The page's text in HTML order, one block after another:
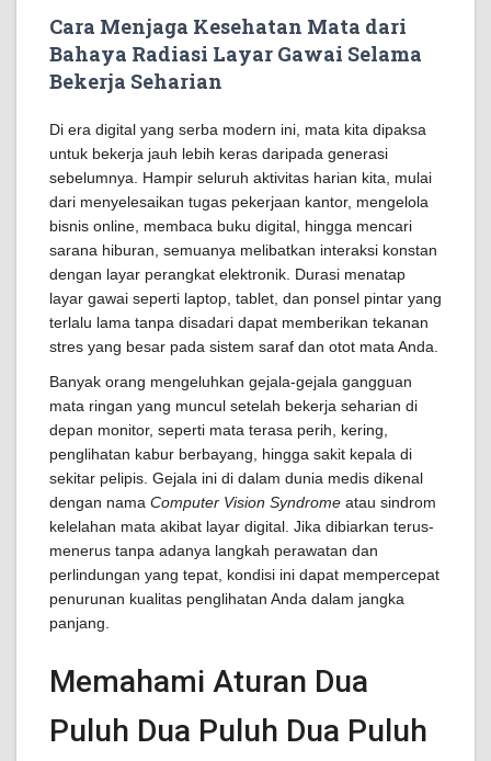
Cara Menjaga Kesehatan Mata dari
Bahaya Radiasi Layar Gawai Selama
Bekerja Seharian
Di era digital yang serba modern ini, mata kita dipaksa
untuk bekerja jauh lebih keras daripada generasi
sebelumnya. Hampir seluruh aktivitas harian kita, mulai
dari menyelesaikan tugas pekerjaan kantor, mengelola
bisnis online, membaca buku digital, hingga mencari
sarana hiburan, semuanya melibatkan interaksi konstan
dengan layar perangkat elektronik. Durasi menatap
layar gawai seperti laptop, tablet, dan ponsel pintar yang
terlalu lama tanpa disadari dapat memberikan tekanan
stres yang besar pada sistem saraf dan otot mata Anda.
Banyak orang mengeluhkan gejala-gejala gangguan
mata ringan yang muncul setelah bekerja seharian di
depan monitor, seperti mata terasa perih, kering,
penglihatan kabur berbayang, hingga sakit kepala di
sekitar pelipis. Gejala ini di dalam dunia medis dikenal
dengan nama Computer Vision Syndrome atau sindrom
kelelahan mata akibat layar digital. Jika dibiarkan terus-
menerus tanpa adanya langkah perawatan dan
perlindungan yang tepat, kondisi ini dapat mempercepat
penurunan kualitas penglihatan Anda dalam jangka
panjang.
Memahami Aturan Dua
Puluh Dua Puluh Dua Puluh